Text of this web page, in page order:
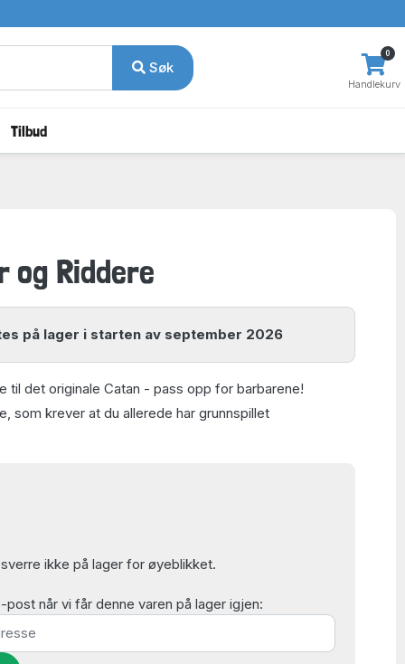
Søk
Handlekurv
0
Tilbud
og Riddere
på lager i starten av september 2026
til det originale Catan - pass opp for barbarene!
som krever at du allerede har grunnspillet
ikke på lager for øyeblikket.
når vi får denne varen på lager igjen: